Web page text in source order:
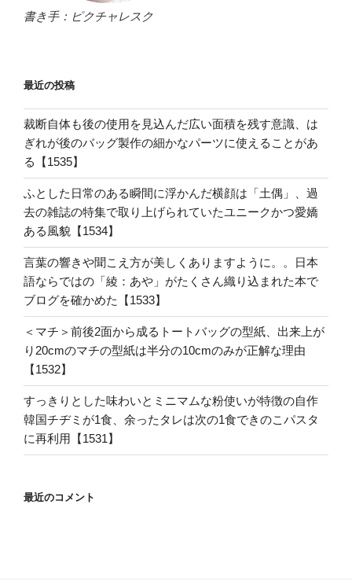
書き手：ピクチャレスク
最近の投稿
裁断自体も後の使用を見込んだ広い面積を残す意識、は
ぎれが後のバッグ製作の細かなパーツに使えることがあ
る【1535】
ふとした日常のある瞬間に浮かんだ横顔は「土偶」、過
去の雑誌の特集で取り上げられていたユニークかつ愛嬌
ある風貌【1534】
言葉の響きや聞こえ方が美しくありますように。。日本
語ならではの「綾：あや」がたくさん織り込まれた本で
ブログを確かめた【1533】
＜マチ＞前後2面から成るトートバッグの型紙、出来上が
り20cmのマチの型紙は半分の10cmのみが正解な理由
【1532】
すっきりとした味わいとミニマムな粉使いが特徴の自作
韓国チヂミが1食、余ったタレは次の1食できのこパスタ
に再利用【1531】
最近のコメント